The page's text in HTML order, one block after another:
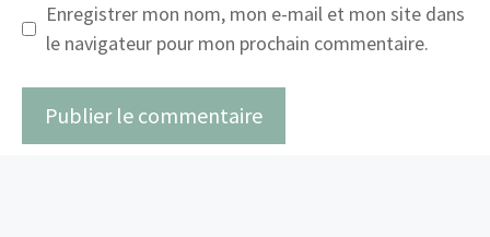
Enregistrer mon nom, mon e-mail et mon site dans
le navigateur pour mon prochain commentaire.